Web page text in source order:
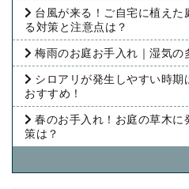
台風が来る！ご自宅に植え
る対策と注意点は？
梅雨のお庭お手入れ｜湿気の
シロアリが発生しやすい時
おすすめ！
春のお手入れ！お庭の草木
策は？